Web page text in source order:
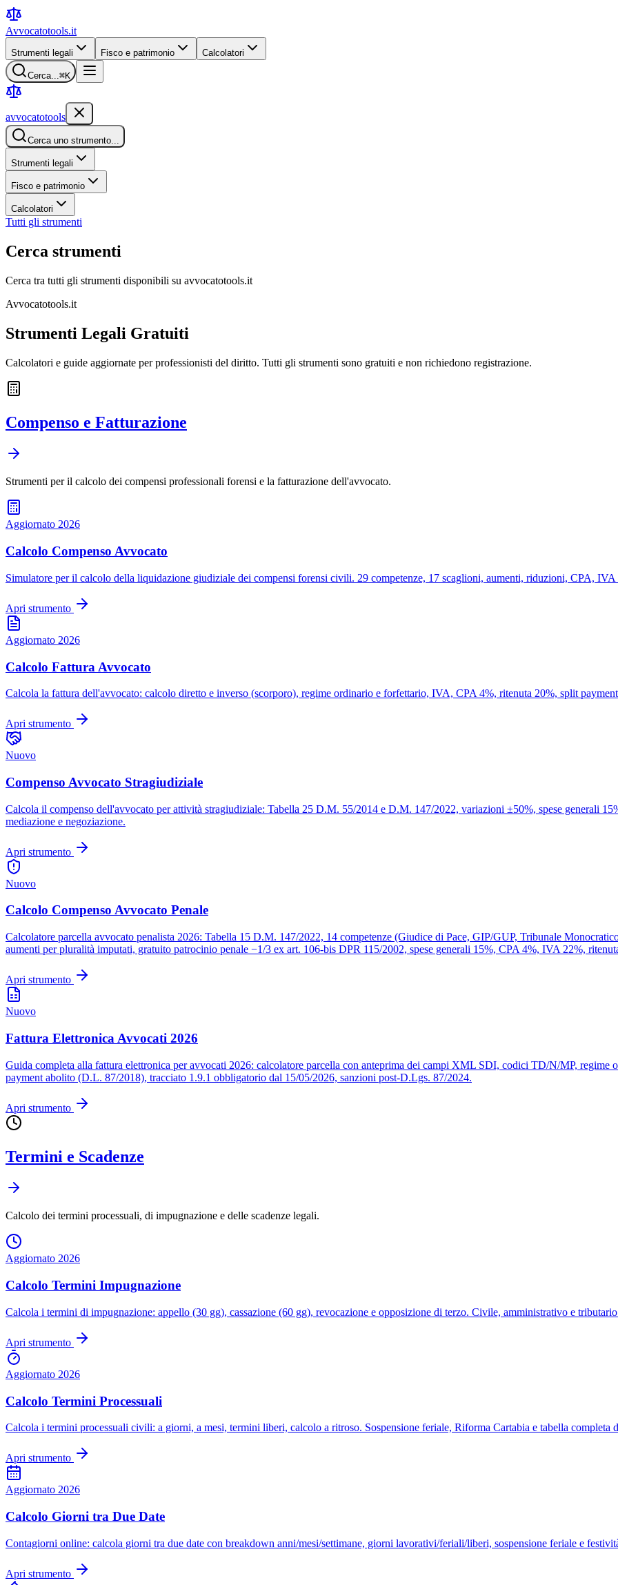
Avvocatotools.it
Strumenti legali Fisco e patrimonio Calcolatori
Cerca...⌘K
avvocatotools
Cerca uno strumento...
Strumenti legali
Fisco e patrimonio
Calcolatori
Tutti gli strumenti
Cerca strumenti
Cerca tra tutti gli strumenti disponibili su avvocatotools.it
Avvocatotools.it
Strumenti Legali Gratuiti
Calcolatori e guide aggiornate per professionisti del diritto. Tutti gli strumenti sono gratuiti e non richiedono registrazione.
Compenso e Fatturazione
Strumenti per il calcolo dei compensi professionali forensi e la fatturazione dell'avvocato.
Aggiornato 2026
Calcolo Compenso Avvocato
Simulatore per il calcolo della liquidazione giudiziale dei compensi forensi civili. 29 competenze, 17 scaglioni, aumenti, riduzioni, CPA, IVA
Apri strumento
Aggiornato 2026
Calcolo Fattura Avvocato
Calcola la fattura dell'avvocato: calcolo diretto e inverso (scorporo), regime ordinario e forfettario, IVA, CPA 4%, ritenuta 20%, split
Apri strumento
Nuovo
Compenso Avvocato Stragiudiziale
Calcola il compenso dell'avvocato per attività stragiudiziale: Tabella 25 D.M. 55/2014 e D.M. 147/2022, variazioni ±50%, spese generali
mediazione e negoziazione.
Apri strumento
Nuovo
Calcolo Compenso Avvocato Penale
Calcolatore parcella avvocato penalista 2026: Tabella 15 D.M. 147/2022, 14 competenze (Giudice di Pace, GIP/GUP, Tribunale
aumenti per pluralità imputati, gratuito patrocinio penale −1/3 ex art. 106-bis DPR 115/2002, spese generali 15%, CPA 4%, IVA 22%,
Apri strumento
Nuovo
Fattura Elettronica Avvocati 2026
Guida completa alla fattura elettronica per avvocati 2026: calcolatore parcella con anteprima dei campi XML SDI, codici TD/N/MP,
payment abolito (D.L. 87/2018), tracciato 1.9.1 obbligatorio dal 15/05/2026, sanzioni post-D.Lgs. 87/2024.
Apri strumento
Termini e Scadenze
Calcolo dei termini processuali, di impugnazione e delle scadenze legali.
Aggiornato 2026
Calcolo Termini Impugnazione
Calcola i termini di impugnazione: appello (30 gg), cassazione (60 gg), revocazione e opposizione di terzo. Civile, amministrativo e
Apri strumento
Aggiornato 2026
Calcolo Termini Processuali
Calcola i termini processuali civili: a giorni, a mesi, termini liberi, calcolo a ritroso. Sospensione feriale, Riforma Cartabia e tabella completa
Apri strumento
Aggiornato 2026
Calcolo Giorni tra Due Date
Contagiorni online: calcola giorni tra due date con breakdown anni/mesi/settimane, giorni lavorativi/feriali/liberi, sospensione feriale e
Apri strumento